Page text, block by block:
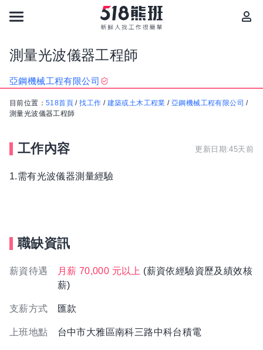
測量光波儀器工程師
亞鋼機械工程有限公司
目前位置： 518首頁 /找工作 / 建築或土木工程業 /亞鋼機械工程有限公司 /
測量光波儀器工程師
工作內容 更新日期:45天前
1.需有光波儀器測量經驗
職缺資訊
薪資待遇 月薪 70,000 元以上 (薪資依經驗資歷及績效核
薪)
支薪方式 匯款
上班地點 台中市大雅區南科三路中科台積電